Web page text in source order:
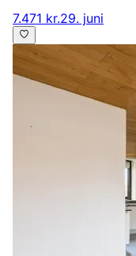
7.471 kr.29. juni